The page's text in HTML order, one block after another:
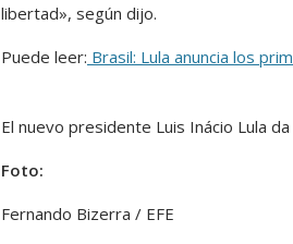
libertad», según dijo.
Puede leer: Brasil: Lula anuncia los
El nuevo presidente Luis Inácio Lula da
Foto:
Fernando Bizerra / EFE